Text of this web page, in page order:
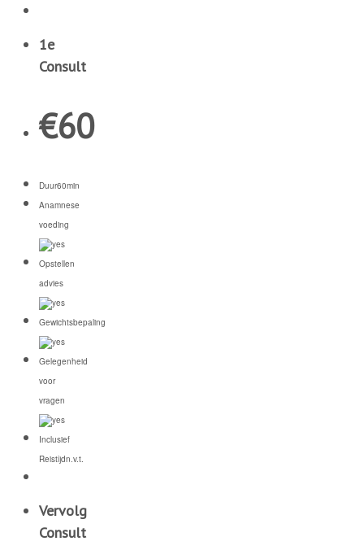
1e
Consult
€60
Duur60min
Anamnese
voeding
Opstellen
advies
Gewichtsbepaling
Gelegenheid
voor
vragen
Inclusief
Reistijdn.v.t.
Vervolg
Consult